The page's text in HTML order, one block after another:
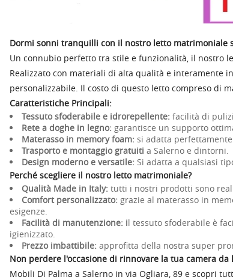
Dormi sonni tranquilli con il nostro letto matrimoniale
Un connubio perfetto tra stile e funzionalità, il nostro
Realizzato con materiali di alta qualità e interamente
personalizzabile. Il costo di questo letto compreso di
Caratteristiche Principali:
Tessuto sfoderabile e idrorepellente: facilità di
Rete a doghe in legno: garantisce un supporto
Materasso in memory foam: si adatta
Trasporto e montaggio gratuiti a Salerno e dintorni.
Design moderno e versatile: Si adatta a qualsiasi
Perché scegliere il nostro letto matrimoniale?
Qualità Made in Italy: tutti i nostri prodotti sono
Comfort personalizzato: grazie al materasso in
esigenze.
Facilità di manutenzione: il tessuto sfoderabile è
igienizzato.
Prezzo imbattibile: approfitta della nostra super
Non perdere l'occasione di rinnovare la tua camera da
Mobili Di Palma a Salerno in via Ogliara, 89 e scopri